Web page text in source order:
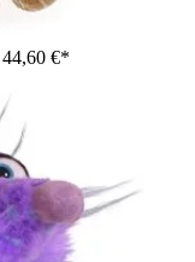
44,60 €*